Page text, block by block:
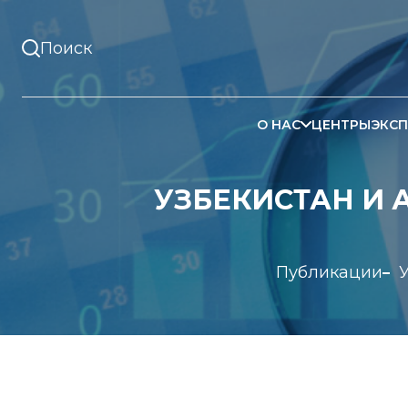
О НАС ЦЕНТРЫ
УЗБЕКИСТАН И
Публикации